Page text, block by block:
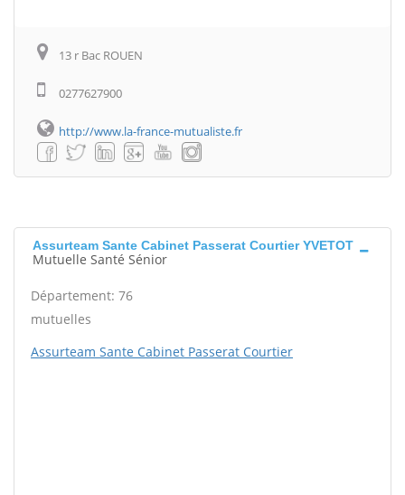
13 r Bac ROUEN
0277627900
http://www.la-france-mutualiste.fr
Assurteam Sante Cabinet Passerat Courtier YVETOT
Mutuelle Santé Sénior
Département: 76
mutuelles
Assurteam Sante Cabinet Passerat Courtier